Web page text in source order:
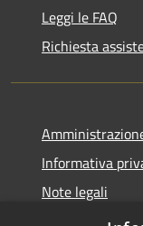
Leggi le FAQ
Richiesta
Informativa
Note legali
Dichiarazione